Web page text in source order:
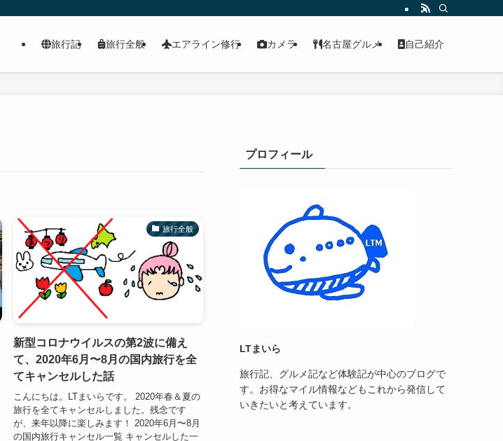
旅行記 旅行全般 エアライン修行 カメラ 名古屋グルメ 自己紹介
旅行全般
新型コロナウイルスの第2波に備え
て、2020年6月〜8月の国内旅行を全
てキャンセルした話
こんにちは。LTまいらです。 2020年春＆夏の
旅行を全てキャンセルしました。残念です
が、来年以降に楽しみます！ 2020年6月〜8月
の国内旅行キャンセル一覧 キャンセルした一
プロフィール
LTまいら
旅行記、グルメ記など体験記が中心のブログで
す。お得なマイル情報などもこれから発信して
いきたいと考えています。